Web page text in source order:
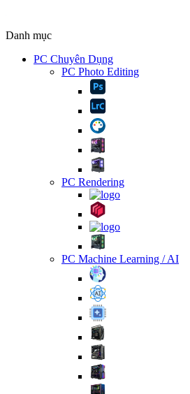
Danh mục
PC Chuyên Dụng
PC Photo Editing
PC Rendering
PC Machine Learning / AI